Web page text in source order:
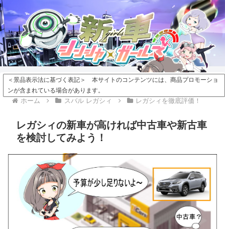
＜景品表示法に基づく表記＞ 本サイトのコンテンツには、商品プロモーショ
ンが含まれている場合があります。
ホーム スバル レガシィ レガシィを徹底評価！
レガシィの新車が高ければ中古車や新古車
を検討してみよう！